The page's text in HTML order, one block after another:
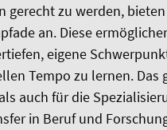
gerecht zu werden,
an. Diese
eigene
Tempo zu lernen. Das
auch für die
in Beruf und